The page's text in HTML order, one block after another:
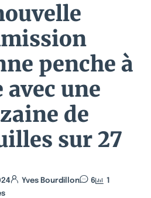
penche à
une
de
sur 27
Yves Bourdillon 6
1